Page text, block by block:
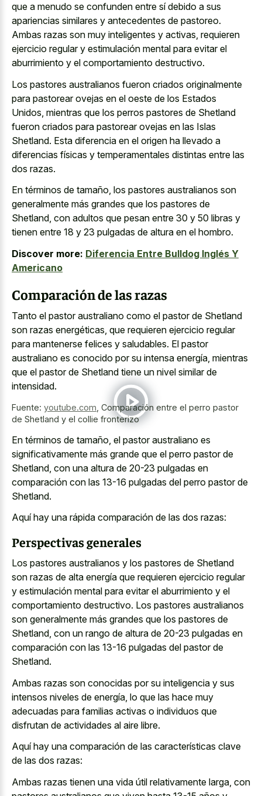
que a menudo se confunden entre sí debido a sus
apariencias similares y antecedentes de pastoreo.
Ambas razas son muy inteligentes y activas, requieren
ejercicio regular y estimulación mental para evitar el
aburrimiento y el comportamiento destructivo.
Los pastores australianos fueron criados originalmente
para pastorear ovejas en el oeste de los Estados
Unidos, mientras que los perros pastores de Shetland
fueron criados para pastorear ovejas en las Islas
Shetland. Esta diferencia en el origen ha llevado a
diferencias físicas y temperamentales distintas entre las
dos razas.
En términos de tamaño, los pastores australianos son
generalmente más grandes que los pastores de
Shetland, con adultos que pesan entre 30 y 50 libras y
tienen entre 18 y 23 pulgadas de altura en el hombro.
Discover more: Diferencia Entre Bulldog Inglés Y
Americano
Comparación de las razas
Tanto el pastor australiano como el pastor de Shetland
son razas energéticas, que requieren ejercicio regular
para mantenerse felices y saludables. El pastor
australiano es conocido por su intensa energía, mientras
que el pastor de Shetland tiene un nivel similar de
intensidad.
Fuente: youtube.com Comparación entre el perro pastor
de Shetland y el collie fronterizo
En términos de tamaño, el pastor australiano es
significativamente más grande que el perro pastor de
Shetland, con una altura de 20-23 pulgadas en
comparación con las 13-16 pulgadas del perro pastor de
Shetland.
Aquí hay una rápida comparación de las dos razas:
Perspectivas generales
Los pastores australianos y los pastores de Shetland
son razas de alta energía que requieren ejercicio regular
y estimulación mental para evitar el aburrimiento y el
comportamiento destructivo. Los pastores australianos
son generalmente más grandes que los pastores de
Shetland, con un rango de altura de 20-23 pulgadas en
comparación con las 13-16 pulgadas del pastor de
Shetland.
Ambas razas son conocidas por su inteligencia y sus
intensos niveles de energía, lo que las hace muy
adecuadas para familias activas o individuos que
disfrutan de actividades al aire libre.
Aquí hay una comparación de las características clave
de las dos razas:
Ambas razas tienen una vida útil relativamente larga, con